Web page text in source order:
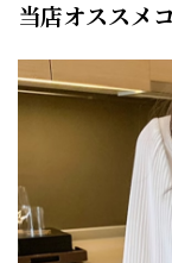
当店オススメ